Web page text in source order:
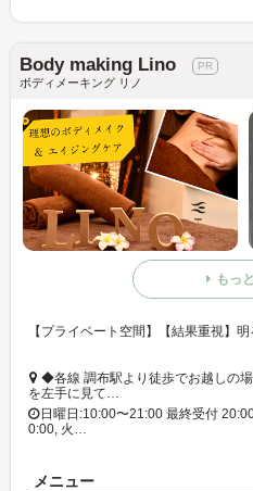
Body making Lino
ボディメーキング リノ
もっ
◆各線 調布駅より徒歩でお越しの
を左手に見て…
日曜日:10:00〜21:00 最終受付
0:00, 火…
メニュー